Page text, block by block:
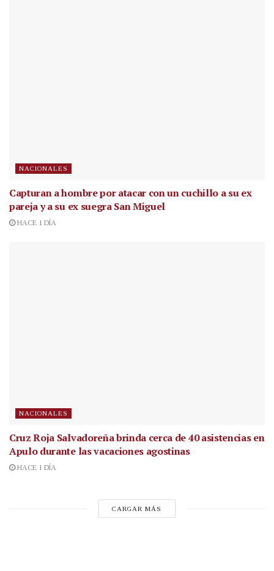
NACIONALES
Capturan a hombre por atacar con un cuchillo a su ex
pareja y a su ex suegra San Miguel
HACE 1 DÍA
NACIONALES
Cruz Roja Salvadoreña brinda cerca de 40 asistencias en
Apulo durante las vacaciones agostinas
HACE 1 DÍA
CARGAR MÁS